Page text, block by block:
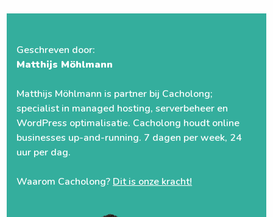
Geschreven door:
Matthijs Möhlmann
Matthijs Möhlmann is partner bij Cacholong;
specialist in managed hosting, serverbeheer en
WordPress optimalisatie. Cacholong houdt online
businesses up-and-running. 7 dagen per week, 24
uur per dag.
Waarom Cacholong? Dit is onze kracht!